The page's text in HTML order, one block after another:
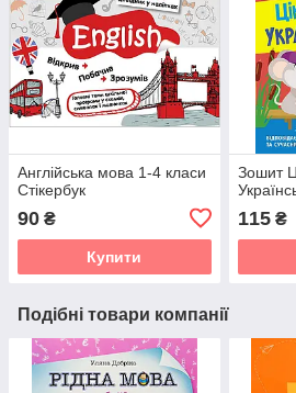
Англійська мова 1-4 класи
Стікербук
90 ₴
Купити
Зошит
115₴
Подібні товари компанії